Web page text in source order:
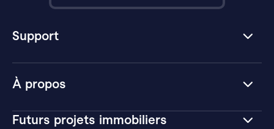
À propos
Futurs projets immobiliers
Support